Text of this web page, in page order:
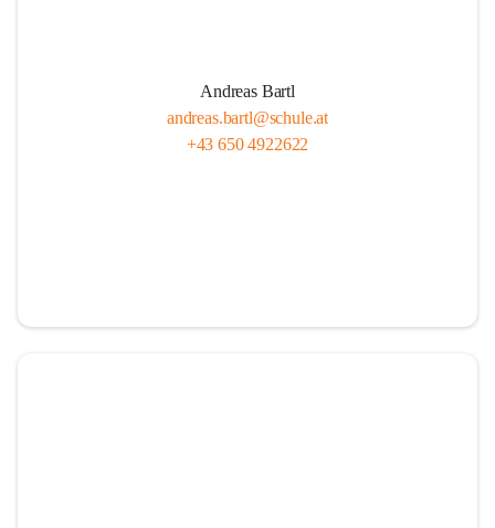
Andreas Bartl
andreas.bartl@schule.at
+43 650 4922622